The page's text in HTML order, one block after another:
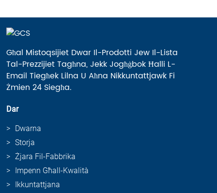
Għal Mistoqsijiet Dwar Il-Prodotti Jew Il-Lista
Tal-Prezzijiet Tagħna, Jekk Jogħġbok Ħalli L-
Email Tiegħek Lilna U Aħna Nikkuntattjawk Fi
Żmien 24 Siegħa.
Dar
Dwarna
Storja
Żjara Fil-Fabbrika
Impenn Għall-Kwalità
Ikkuntattjana